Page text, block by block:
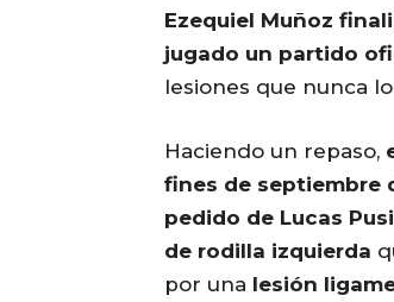
Ezequiel Muñoz
jugado un partido
lesiones que nunca
Haciendo un repaso,
fines de septiembre
pedido de Lucas
de rodilla izquierda
por una lesión